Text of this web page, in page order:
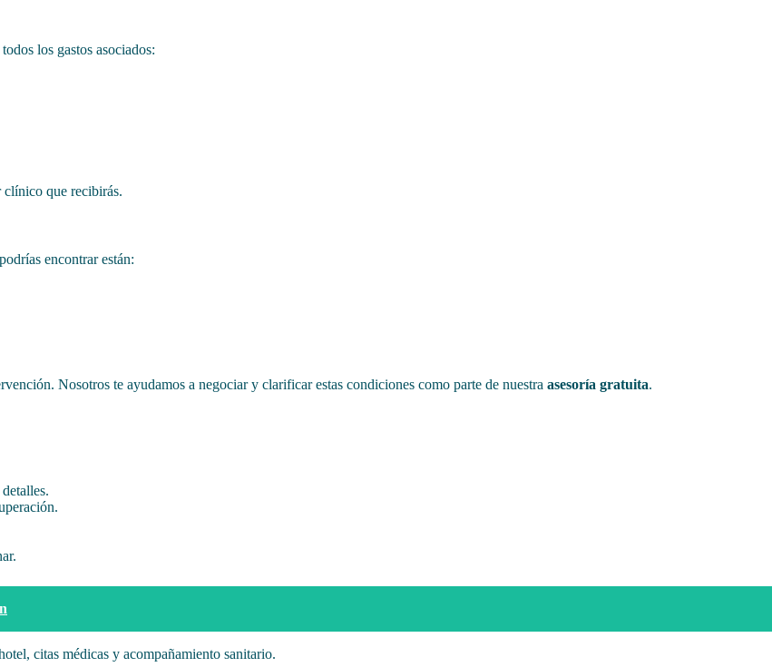
los gastos asociados:
que recibirás.
encontrar están:
Nosotros te ayudamos a negociar y clarificar estas condiciones como parte de nuestra asesoría gratuita.
citas médicas y acompañamiento sanitario.